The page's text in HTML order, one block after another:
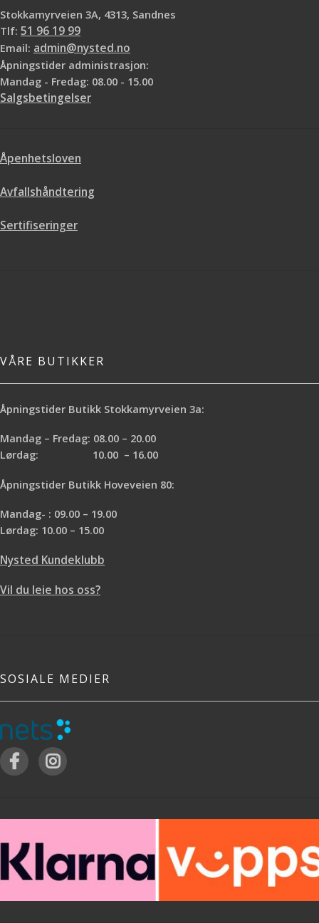
tilpasset Jotuns beste husfarger.
Produktegenskaper
utseende Unike oljer - god
inntrengning Lang sesong - kan
påføres ned mot 0 °CTeknisk
informasjon
Innhold: 2,7 L Farge:
Klar base
Stokkamyrveien 3A, 4313, Sandnes
Tlf: 51 96 19 99
Email: admin@nysted.no
Åpningstider administrasjon:
Mandag - Fredag: 08.00 - 15.00
Salgsbetingelser
Åpenhetsloven
Avfallshåndtering
Sertifiseringer
VÅRE BUTIKKER
Åpningstider Butikk Stokkamyrveien 3a:
Mandag – Fredag: 08.00 – 20.00
Lørdag: 10.00 – 16.00
Åpningstider Butikk Hoveveien 80:
Mandag- : 09.00 – 19.00
Lørdag: 10.00 – 15.00
Nysted Kundeklubb
Vil du leie hos oss?
SOSIALE MEDIER